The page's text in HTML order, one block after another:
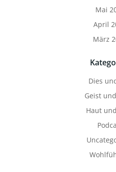
Mai
April
März
Dies
Geist
Haut